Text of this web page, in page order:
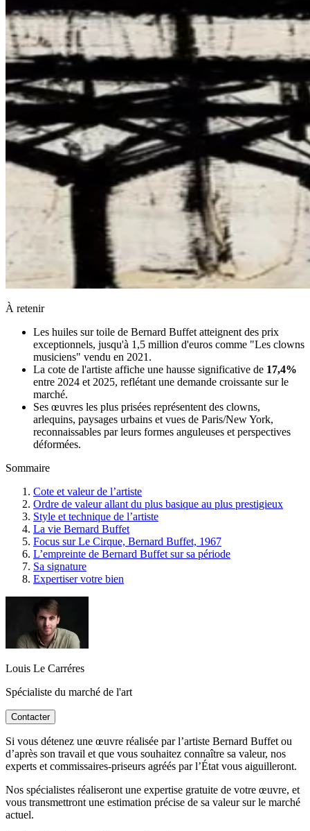
À retenir
Les huiles sur toile de Bernard Buffet atteignent des prix
exceptionnels, jusqu'à 1,5 million d'euros comme "Les clowns
musiciens" vendu en 2021.
La cote de l'artiste affiche une hausse significative de 17,4%
entre 2024 et 2025, reflétant une demande croissante sur le
marché.
Ses œuvres les plus prisées représentent des clowns,
arlequins, paysages urbains et vues de Paris/New York,
reconnaissables par leurs formes anguleuses et perspectives
déformées.
Sommaire
Cote et valeur de l’artiste
Ordre de valeur allant du plus basique au plus prestigieux
Style et technique de l’artiste
La vie Bernard Buffet
Focus sur Le Cirque, Bernard Buffet, 1967
L’empreinte de Bernard Buffet sur sa période
Sa signature
Expertiser votre bien
Louis Le Carréres
Spécialiste du marché de l'art
Contacter
Si vous détenez une œuvre réalisée par l’artiste Bernard Buffet ou
d’après son travail et que vous souhaitez connaître sa valeur, nos
experts et commissaires-priseurs agréés par l’État vous aiguilleront.
Nos spécialistes réaliseront une expertise gratuite de votre œuvre, et
vous transmettront une estimation précise de sa valeur sur le marché
actuel.